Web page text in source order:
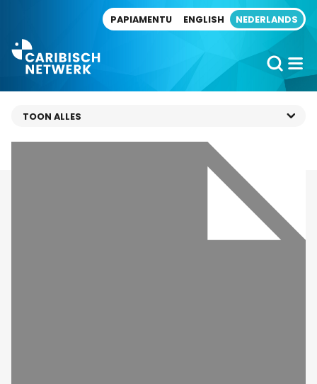
PAPIAMENTU ENGLISH NEDERLANDS